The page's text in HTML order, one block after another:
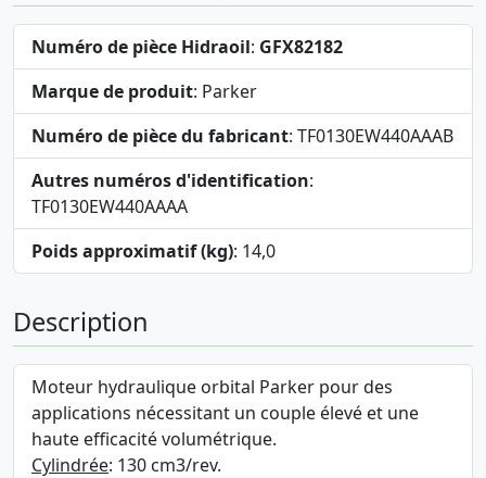
Numéro de pièce Hidraoil: GFX82182
Marque de produit: Parker
Numéro de pièce du fabricant: TF0130EW440AAAB
Autres numéros d'identification:
TF0130EW440AAAA
Poids approximatif (kg): 14,0
Description
Moteur hydraulique orbital Parker pour des
applications nécessitant un couple élevé et une
haute efficacité volumétrique.
Cylindrée: 130 cm3/rev.